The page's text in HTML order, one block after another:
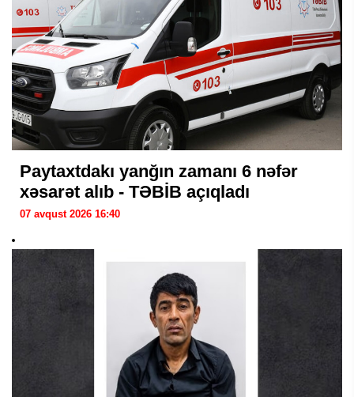
Paytaxtdakı yanğın zamanı 6 nəfər
xəsarət alıb - TƏBİB açıqladı
07 avqust 2026 16:40